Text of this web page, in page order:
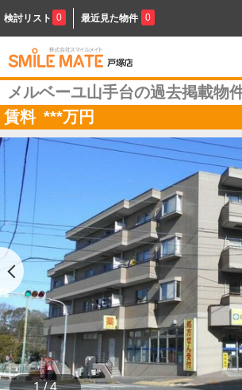
検討リスト 0 最近見た物件 0
メルベーユ山手台の過去掲載物
賃料 ***万円